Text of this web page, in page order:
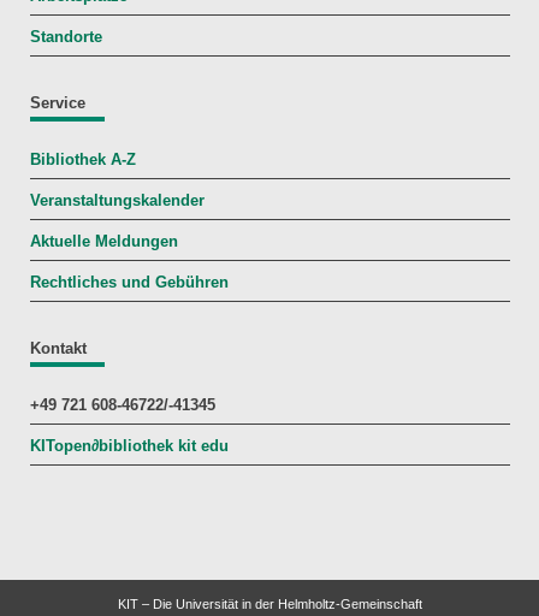
Standorte
Service
Bibliothek A-Z
Veranstaltungskalender
Aktuelle Meldungen
Rechtliches und Gebühren
Kontakt
+49 721 608-46722/-41345
KITopen∂bibliothek kit edu
KIT – Die Universität in der Helmholtz-Gemeinschaft